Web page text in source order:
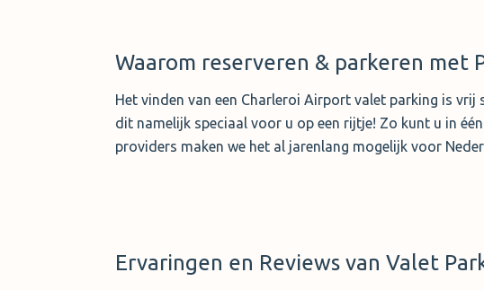
Waarom reserveren & parkeren met
Het vinden van een Charleroi Airport valet parking is vrij
dit namelijk speciaal voor u op een rijtje! Zo kunt u in
providers maken we het al jarenlang mogelijk voor
Ervaringen en Reviews van Valet